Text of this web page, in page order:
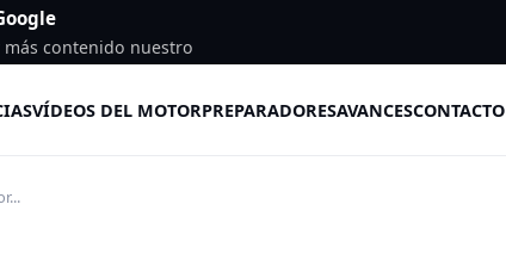
contenido nuestro
VÍDEOS DEL MOTORPREPARADORESAVANCESCONTACTO